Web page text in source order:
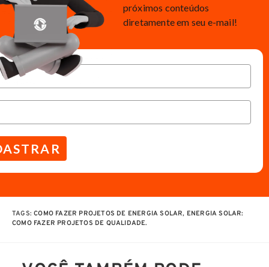
próximos conteúdos
diretamente em seu e-mail!
TAGS:COMO FAZER PROJETOS DE ENERGIA SOLAR, ENERGIA SOLAR:
COMO FAZER PROJETOS DE QUALIDADE.